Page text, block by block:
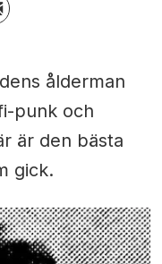
ålderman
punk och
är den bästa
gick.